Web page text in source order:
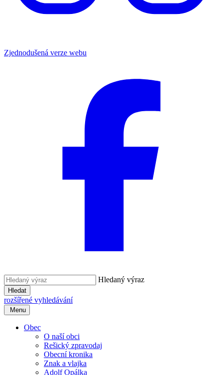
Zjednodušená verze webu
Hledaný výraz
Hledat
rozšířené vyhledávání
Menu
Obec
O naší obci
Rešický zpravodaj
Obecní kronika
Znak a vlajka
Adolf Opálka